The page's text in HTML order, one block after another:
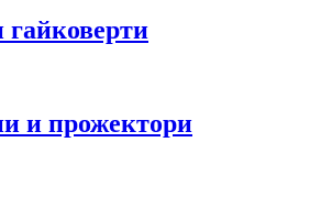
и прожектори